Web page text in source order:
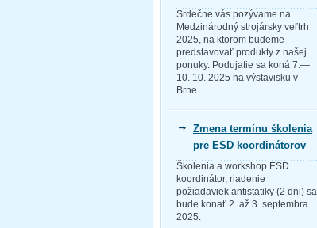
Srdečne vás pozývame na
Medzinárodný strojársky veľtrh
2025, na ktorom budeme
predstavovať produkty z našej
ponuky. Podujatie sa koná 7.—
10. 10. 2025 na výstavisku v
Brne.
Zmena termínu školenia
pre ESD koordinátorov
Školenia a workshop ESD
koordinátor, riadenie
požiadaviek antistatiky (2 dni) sa
bude konať 2. až 3. septembra
2025.